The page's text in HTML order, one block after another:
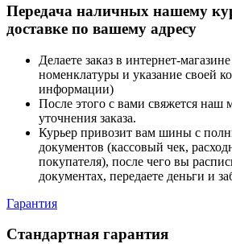
Передача наличных нашему
доставке по вашему адресу
Делаете заказ в интернет-
номенклатуры и указание своей
информации)
После этого с вами свяжется наш
уточнения заказа.
Курьер привозит вам шины с
документов (кассовый чек,
покупателя), после чего вы
документах, передаете деньги и
Гарантия
Стандартная гарантия